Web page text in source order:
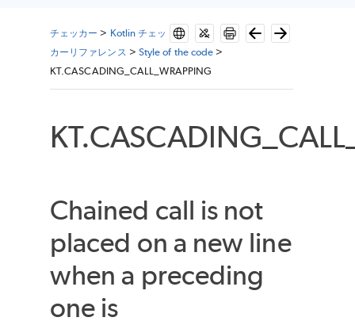
チェッカー > Kotlin チェッ
カーリファレンス > Style of the code >
KT.CASCADING_CALL_WRAPPING
Chained call is not
placed on a new line
when a preceding
one is